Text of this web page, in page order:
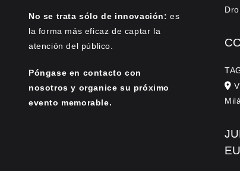
No se trata sólo de innovación: es
la forma más eficaz de captar la
atención del público.
Póngase en contacto con
nosotros y organice su próximo
evento memorable.